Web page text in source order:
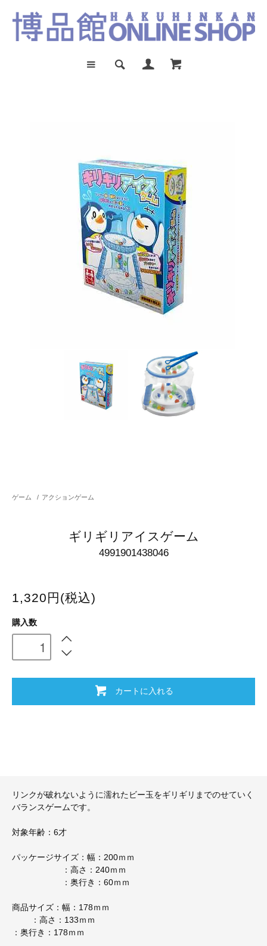
ゲーム / アクションゲーム
ギリギリアイスゲーム
4991901438046
1,320円(税込)
購入数
カートに入れる
リンクが破れないように濡れたビー玉をギリギリまでのせていく
バランスゲームです。
対象年齢：6才
パッケージサイズ：幅：200ｍｍ
：高さ：240ｍｍ
：奥行き：60ｍｍ
商品サイズ：幅：178ｍｍ
：高さ：133ｍｍ
：奥行き：178ｍｍ